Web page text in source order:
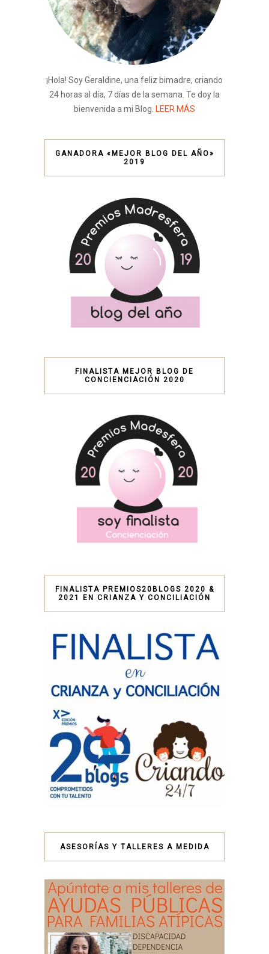
¡Hola! Soy Geraldine, una feliz bimadre, criando
24 horas al día, 7 días de la semana. Te doy la
bienvenida a mi Blog. LEER MÁS
GANADORA «MEJOR BLOG DEL AÑO»
2019
FINALISTA MEJOR BLOG DE
CONCIENCIACIÓN 2020
FINALISTA PREMIOS20BLOGS 2020 &
2021 EN CRIANZA Y CONCILIACIÓN
ASESORÍAS Y TALLERES A MEDIDA